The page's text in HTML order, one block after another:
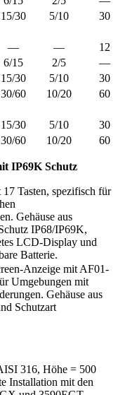
15/30 5/10 30
— —
12
6/15 2/5
—
15/30 5/10
30
30/60 10/20 60
15/30 5/10
30
30/60 10/20 60
IP69K Schutz
Tasten, spezifisch für
Gehäuse aus
IP68/IP69K,
LCD-Display und
Batterie.
Anzeige mit AF01-
Umgebungen mit
Gehäuse aus
Schutzart
316, Höhe = 500
Installation mit den